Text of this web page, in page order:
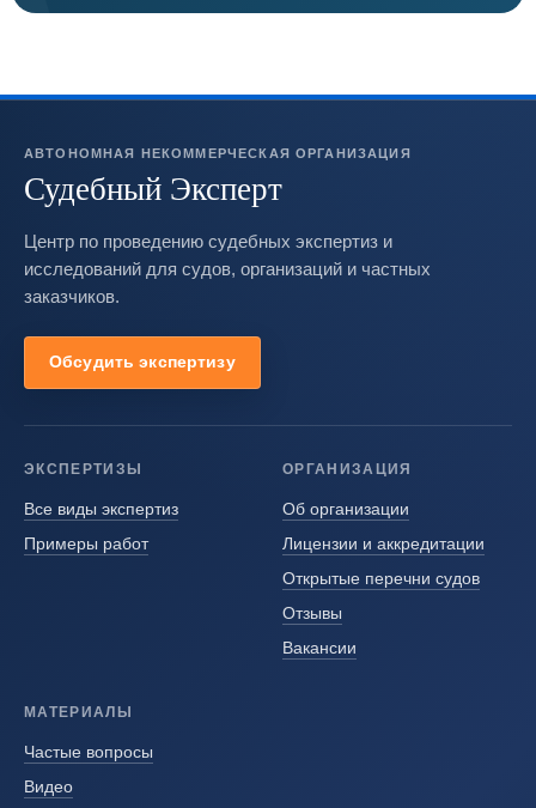
АВТОНОМНАЯ НЕКОММЕРЧЕСКАЯ ОРГАНИЗАЦИЯ
Судебный Эксперт
Центр по проведению судебных экспертиз и
исследований для судов, организаций и частных
заказчиков.
Обсудить экспертизу
ЭКСПЕРТИЗЫ
Все виды экспертиз
Примеры работ
ОРГАНИЗАЦИЯ
Об организации
Лицензии и аккредитации
Открытые перечни судов
Отзывы
Вакансии
МАТЕРИАЛЫ
Частые вопросы
Видео